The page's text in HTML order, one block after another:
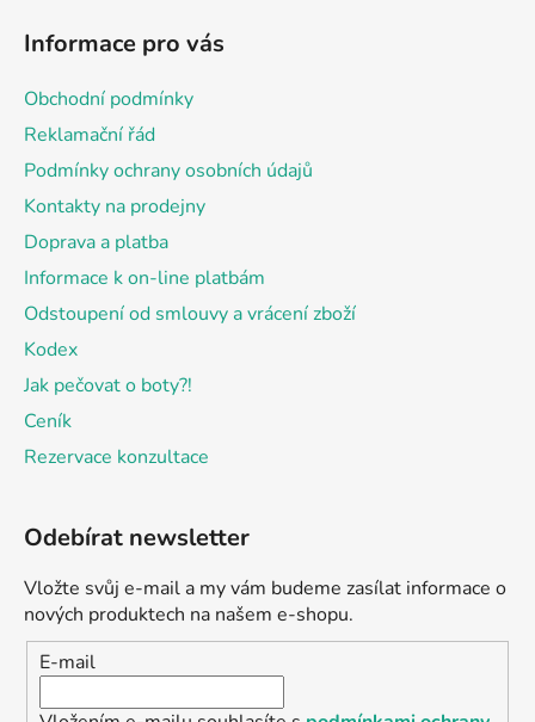
Informace pro vás
Obchodní podmínky
Reklamační řád
Podmínky ochrany osobních údajů
Kontakty na prodejny
Doprava a platba
Informace k on-line platbám
Odstoupení od smlouvy a vrácení zboží
Kodex
Jak pečovat o boty?!
Ceník
Rezervace konzultace
Odebírat newsletter
Vložte svůj e-mail a my vám budeme zasílat informace o
nových produktech na našem e-shopu.
E-mail